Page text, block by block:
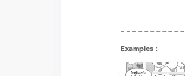
Examples :